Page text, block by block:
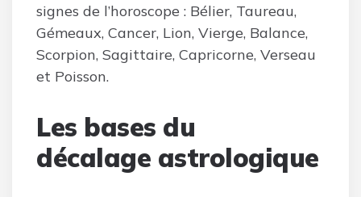
signes de l’horoscope : Bélier, Taureau,
Gémeaux, Cancer, Lion, Vierge, Balance,
Scorpion, Sagittaire, Capricorne, Verseau
et Poisson.
Les bases du
décalage astrologique